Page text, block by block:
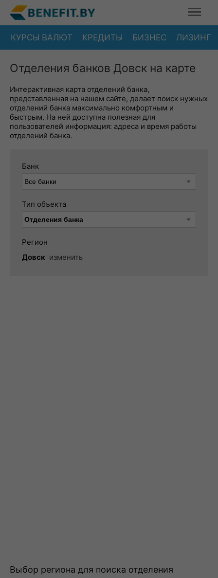
КУРСЫ ВАЛЮТ КРЕДИТЫ БИЗНЕС ЛИЗИНГ
Отделения банков Довск на карте
Интерактивная карта отделений банка,
представленная на нашем сайте, делает поиск нужных
отделений банка максимально комфортным и
быстрым. На ней доступна полезная для
пользователей информация: адреса и время работы
отделений банка.
Банк
Тип объекта
Регион
Довск изменить
Выбор региона для поиска отделения